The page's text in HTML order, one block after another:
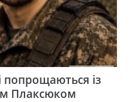
попрощаються із
Плаксюком